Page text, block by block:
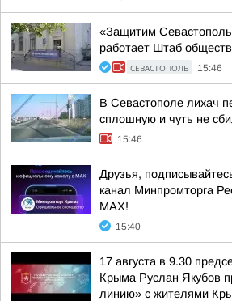
«Защитим Севастополь
работает Штаб
СЕВАСТОПОЛЬ 15:46
В Севастополе лихач
сплошную и чуть не
15:46
Друзья,
канал Минпромторга
МАХ!
15:40
17 августа в 9.30
Крыма Руслан Якуб­ов
линию» с жителями